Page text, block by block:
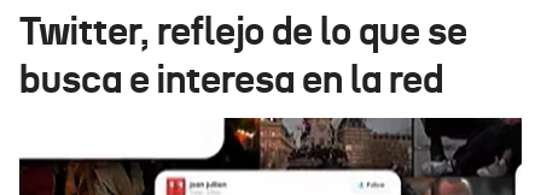
Ikusmiran
Eguraldia
Twitter, reflejo de lo que se
busca e interesa en la red